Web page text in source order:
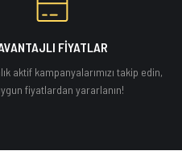
FİYATLAR
aktif kampanyalarımızı takip edin,
fiyatlardan yararlanın!